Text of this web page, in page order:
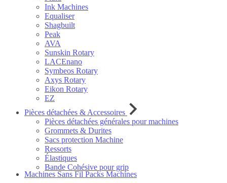
Ink Machines
Equaliser
Shagbuilt
Peak
AVA
Sunskin Rotary
LACEnano
Symbeos Rotary
Axys Rotary
Eikon Rotary
EZ
Pièces détachées & Accessoires
Pièces détachées générales pour machines
Grommets & Durites
Sacs protection Machine
Ressorts
Élastiques
Bande Cohésive pour grip
Machines Sans Fil Packs Machines